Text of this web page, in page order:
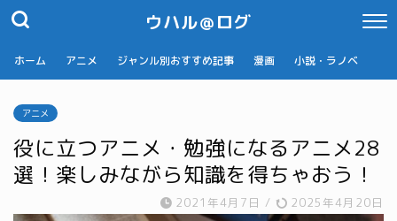
ウハル＠ログ
ホーム アニメ ジャンル別おすすめ記事 漫画 小説・ラノベ
アニメ
役に立つアニメ・勉強になるアニメ28
選！楽しみながら知識を得ちゃおう！
2021年4月7日 / 2025年4月20日